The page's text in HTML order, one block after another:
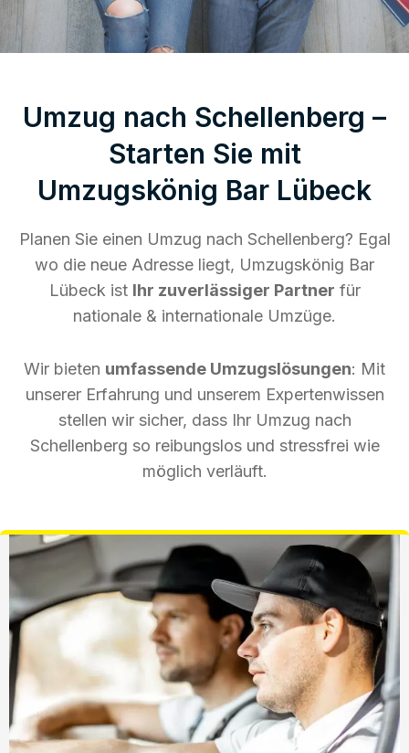
Umzug nach Schellenberg –
Starten Sie mit
Umzugskönig Bar Lübeck
Planen Sie einen Umzug nach Schellenberg? Egal
wo die neue Adresse liegt, Umzugskönig Bar
Lübeck ist Ihr zuverlässiger Partner für
nationale & internationale Umzüge.
Wir bieten umfassende Umzugslösungen: Mit
unserer Erfahrung und unserem Expertenwissen
stellen wir sicher, dass Ihr Umzug nach
Schellenberg so reibungslos und stressfrei wie
möglich verläuft.